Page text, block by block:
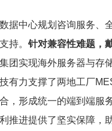
据中心规划咨询服务、
持。 针对兼容性难题，
团实现海外服务器与存
有力支撑了两地工厂
，形成统一的端到端
推进提供了坚实保障